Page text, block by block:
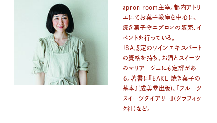
apron room主宰。都内アトリ
エにてお菓子教室を中心に、
焼き菓子やエプロンの販売、イ
ベントを行っている。
JSA認定のワインエキスパート
の資格を持ち、お酒とスイーツ
のマリアージュにも定評があ
る。著書に『BAKE 焼き菓子の
基本』(成美堂出版)、『フルーツ
スイーツダイアリー』(グラフィッ
ク社)など。